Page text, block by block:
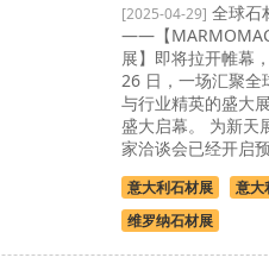
[2025-04-29] 全球石
——【
展】即将拉开帷幕
26 日，一场汇聚全
与行业精英的盛大
盛大启幕。 为新天
家洽谈会已经开启
意大利石材展
意大
维罗纳石材展